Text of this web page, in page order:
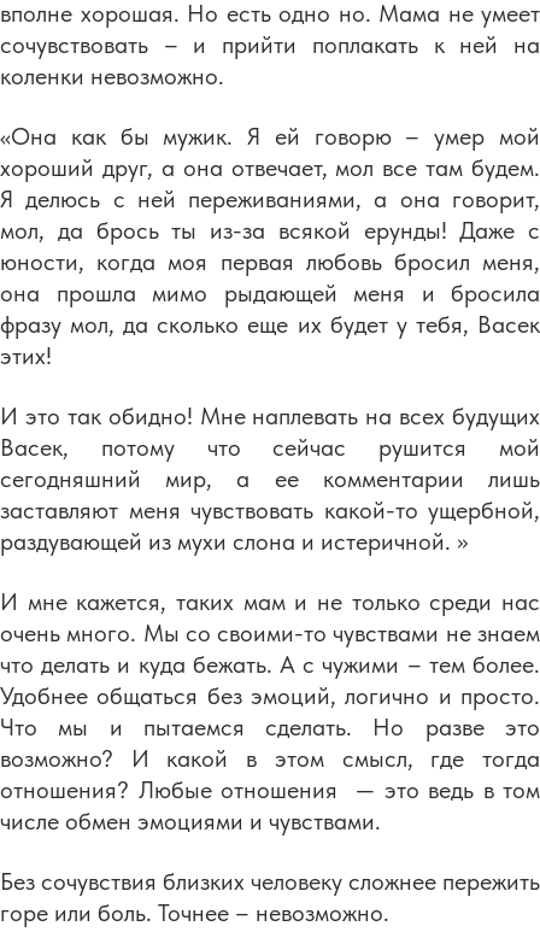
вполне хорошая. Но есть одно но. Мама не умеет
сочувствовать – и прийти поплакать к ней на
коленки невозможно.
«Она как бы мужик. Я ей говорю – умер мой
хороший друг, а она отвечает, мол все там будем.
Я делюсь с ней переживаниями, а она говорит,
мол, да брось ты из-за всякой ерунды! Даже с
юности, когда моя первая любовь бросил меня,
она прошла мимо рыдающей меня и бросила
фразу мол, да сколько еще их будет у тебя, Васек
этих!
И это так обидно! Мне наплевать на всех будущих
Васек, потому что сейчас рушится мой
сегодняшний мир, а ее комментарии лишь
заставляют меня чувствовать какой-то ущербной,
раздувающей из мухи слона и истеричной. »
И мне кажется, таких мам и не только среди нас
очень много. Мы со своими-то чувствами не знаем
что делать и куда бежать. А с чужими – тем более.
Удобнее общаться без эмоций, логично и просто.
Что мы и пытаемся сделать. Но разве это
возможно? И какой в этом смысл, где тогда
отношения? Любые отношения — это ведь в том
числе обмен эмоциями и чувствами.
Без сочувствия близких человеку сложнее пережить
горе или боль. Точнее – невозможно.